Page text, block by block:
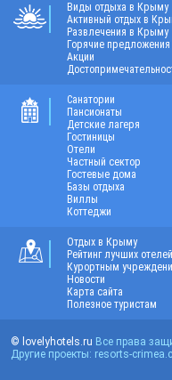
Виды отдыха в Крыму
Активный отдых в
Развлечения в Крыму
Горячие предложения
Акции
Санатории
Пансионаты
Детские лагеря
Гостиницы
Отели
Частный сектор
Гостевые дома
Базы отдыха
Виллы
Коттеджи
Отдых в Крыму
Рейтинг лучших
Курортным
Новости
Карта сайта
Полезное туристам
© lovelyhotels.ru Все права
Другие проекты: resorts-